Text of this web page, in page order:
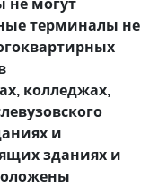
терминалы не
колледжах,
и
зданиях и